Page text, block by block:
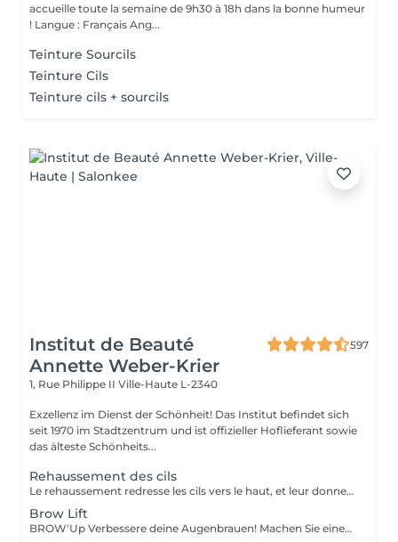
accueille toute la semaine de 9h30 à 18h dans la bonne humeur
! Langue : Français Ang...
Teinture Sourcils
Teinture Cils
Teinture cils + sourcils
Institut de Beauté
Annette Weber-Krier
597
1, Rue Philippe II Ville-Haute L-2340
Exzellenz im Dienst der Schönheit! Das Institut befindet sich
seit 1970 im Stadtzentrum und ist offizieller Hoflieferant sowie
das älteste Schönheits...
Rehaussement des cils
Le rehaussement redresse les cils vers le haut, et leur donne une superbe courbure, de la longueur, de la hauteur et du volume : vos cils paraissent plus longs et plus denses. Pour toutes celles qui veulent avoir un regard intense et des cils plus longs c'est une technique qui rallonge vos propres cils sans avoir recours aux extensions de cils. Elle peut être complémentaire à l'application d'extensions de cils, afin de faciliter leur application lorsque vos cils sont trop droits ou trop recourbés : Une beauté en un clin d'oeil ! Le soin ne dure que 45 minutes et n'est pas inconfortable : son effet recourbant dure entre 8 et 12 semaines, ce qui correspond au cycle naturel des cils. Tout de suite après le rehaussement, nous vous proposons soit une teinture des cils, pour intensifier la couleur de vos cils, soit un soin à la kératine, un traitement unique pour nourrir, épaissir et hydrater vos cils naturels ,soit l'application d'un mascara semi-permanent afin d'en améliorer encore l'aspect ' maquillé ' ( tenue 3-4 semaines). Vous avez la possibilité de faire tous ces soins en un même séance :))
Brow Lift
BROW'Up Verbessere deine Augenbrauen! Machen Sie einen trendigen Look! Schauen Sie sich diesen neuesten Trend an! Das Prinzip besteht darin, die Bewegung Ihrer Haare dauerhaft (+/- 6 Wochen) zu verändern, indem Sie sie nach oben heben und / oder in ihrer natürlichen Bewegung. Warum ? Die Augenbrauen sind offener, dichter und öffnen die Augen erheblich. Das von den größten Maskenbildnern weit verbreitete Styling der Augenbrauen nach oben hat einen echten Einfluss auf die Augen, die angehoben und verstärkt zu sein scheinen. Auch in Lateinamerika und Asien weit verbreitet, da die Haare nach unten fallen. Diese Technik ermöglicht es ihnen, diszipliniert zu werden, um eine harmonische Linie zu erhalten. Sehr nützlich auch für Augenbrauen, die sich kräuseln, schlechte Falten nehmen oder zu lang sind. Ziel ist es, sie in die bestmögliche Richtung zu lenken. Meine Herren, diese Technik eignet sich möglicherweise auch für Sie, um Volumen zu disziplinieren! Erhabene Ehe mit 3D / HD Brow Dye